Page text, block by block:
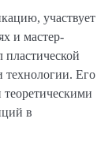
участвует
и мастер-
технологии. Его
в